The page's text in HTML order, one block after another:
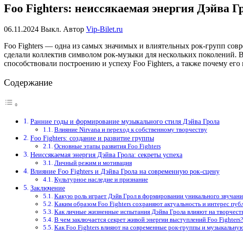
Foo Fighters: неиссякаемая энергия Дэйва
06.11.2024 Выкл. Автор Vip-Bilet.ru
Foo Fighters — одна из самых значимых и влиятельных рок-групп
сделали коллектив символом рок-музыки для нескольких
способствовали построению и успеху Foo Fighters, а также почему
Содержание
Ранние годы и формирование музыкального стиля Дэйва Грола
Влияние Nirvana и переход к собственному творчеству
Foo Fighters: создание и развитие группы
Основные этапы развития Foo Fighters
Неиссякаемая энергия Дэйва Грола: секреты успеха
Личный режим и мотивация
Влияние Foo Fighters и Дэйва Грола на современную рок-сцену
Культурное наследие и признание
Заключение
Какую роль играет Дэйв Грол в формировании уникального
Каким образом Foo Fighters сохраняют актуальность и интерес
Как личные жизненные испытания Дэйва Грола влияют на
В чем заключается секрет живой энергии выступлений Foo Fighters?
Как Foo Fighters влияют на современные рок-группы и